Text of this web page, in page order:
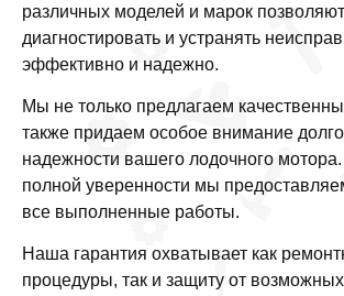
различных моделей и марок
диагностировать и устранять
эффективно и надежно.
Мы не только предлагаем
также придаем особое внимание
надежности вашего лодочного
полной уверенности мы
все выполненные работы.
Наша гарантия охватывает как
процедуры, так и защиту от